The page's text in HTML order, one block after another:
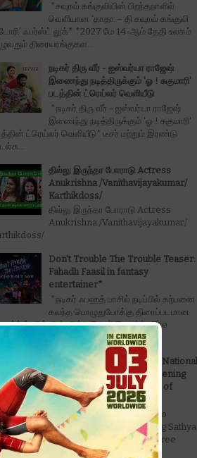
*சவுரவ் கங்குலியின் பிறந்தநாளில்
வெளியான ‘தாதா – தி சவுரவ் கங்குலி
ஃபர்ஸ்ட் லுக்* *2027 மே 14-ஆம் தேதி உலகம்
திரையரங்குகள...
நடிகர் திரு வீர் - ஐஸ்வர்யா ராஜேஷ்
இணைந்து நடித்திருக்கும் 'ஓ ! சுகுமாரி'
படத்தின் ட்ரெய்லர் வெளியீடு
*நடிகர் திரு வீர் - ஐஸ்வர்யா ராஜேஷ்
இணைந்து நடித்திருக்கும் 'ஓ ! சுகுமாரி'
ட்ரெய்லர் வெளியீடு* டீசர் மற்றும் இரண்டு
தில்லு இருந்தா போராடு Actress
Anukrishna /Vanithavijayakumar/
Karthikdoss/
தில்லு இருந்தா போராடு Actress
Anukrishna /Vanithavijayakumar/
Don't Trouble The Trouble Teaser:
Fahadh Faasil in fantasy
entertainer*
*நடிகர் ஃபஹத் பாசில் நடிப்பில் கற்பனை
கலந்த பொழுதுபோக்கு திரைப்படமான
ட்ரபிள் தி ட்ரபிள் - Don't Trouble The
’Captain Miller' Earns Two National
Honours, Further Strengthening
Sathya Jyothi Films' Legacy of
Excellence
*’Captain Miller' Earns Two
Honours, Further Strengthening Sathya
Films' Legacy of Excellence* _*Three